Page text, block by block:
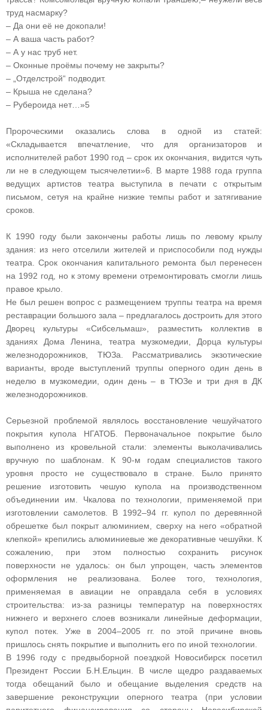
труд насмарку?
– Да они её не докопали!
– А ваша часть работ?
– А у нас труб нет.
– Оконные проёмы почему не закрыты?
– „Отделстрой“ подводит.
– Крыша не сделана?
– Рубероида нет…»5
Пророческими оказались слова в одной из статей:
«Складывается впечатление, что для организаторов и
исполнителей работ 1990 год – срок их окончания, видится чуть
ли не в следующем тысячелетии»6. В марте 1988 года группа
ведущих артистов театра выступила в печати с открытым
письмом, сетуя на крайне низкие темпы работ и затягивание
сроков.
К 1990 году были закончены работы лишь по левому крылу
здания: из него отселили жителей и приспособили под нужды
театра. Срок окончания капитального ремонта был перенесен
на 1992 год, но к этому времени отремонтировать смогли лишь
правое крыло.
Не был решен вопрос с размещением труппы театра на время
реставрации большого зала – предлагалось достроить для этого
Дворец культуры «Сибсельмаш», разместить коллектив в
зданиях Дома Ленина, театра музкомедии, Дорца культуры
железнодорожников, ТЮЗа. Рассматривались экзотические
варианты, вроде выступлений труппы оперного один день в
неделю в музкомедии, один день – в ТЮЗе и три дня в ДК
железнодорожников.
Серьезной проблемой являлось восстановление чешуйчатого
покрытия купола НГАТОБ. Первоначальное покрытие было
выполнено из кровельной стали: элементы выколачивались
вручную по шаблонам. К 90‑м годам специалистов такого
уровня просто не существовало в стране. Было принято
решение изготовить чешую купола на производственном
объединении им. Чкалова по технологии, применяемой при
изготовлении самолетов. В 1992–94 гг. купол по деревянной
обрешетке был покрыт алюминием, сверху на него «обратной
клепкой» крепились алюминиевые же декоративные чешуйки. К
сожалению, при этом полностью сохранить рисунок
поверхности не удалось: он был упрощен, часть элементов
оформления не реализована. Более того, технология,
применяемая в авиации не оправдала себя в условиях
строительства: из‑за разницы температур на поверхностях
нижнего и верхнего слоев возникали линейные деформации,
купол потек. Уже в 2004–2005 гг. по этой причине вновь
пришлось снять покрытие и выполнить его по иной технологии.
В 1996 году с предвыборной поездкой Новосибирск посетил
Президент России Б.Н.Ельцин. В числе щедро раздаваемых
тогда обещаний было и обещание выделения средств на
завершение реконструкции оперного театра (при условии